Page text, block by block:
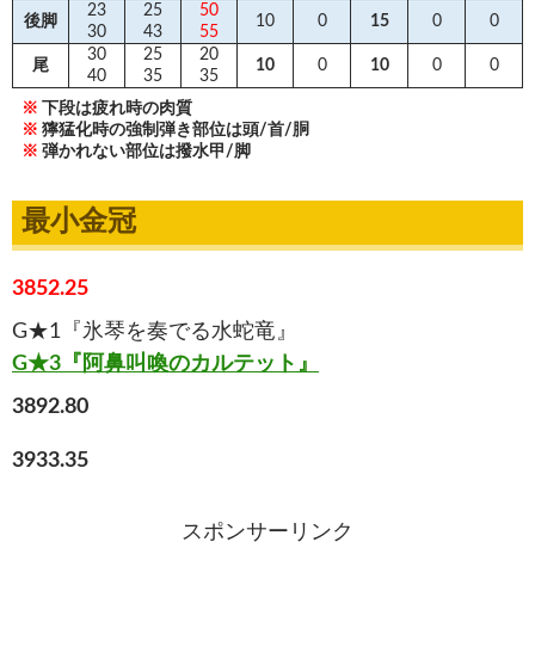
後脚
23
30
25
43
50
55
10 0 15 0 0
尾
30
40
25
35
20
35
10 0 10 0 0
※ 下段は疲れ時の肉質
※ 獰猛化時の強制弾き部位は頭/首/胴
※ 弾かれない部位は撥水甲/脚
最小金冠
3852.25
G★1『氷琴を奏でる水蛇竜』
G★3『阿鼻叫喚のカルテット』
3892.80
3933.35
スポンサーリンク